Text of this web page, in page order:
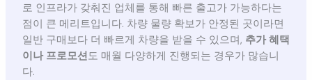
로 인프라가 갖춰진 업체를 통해 빠른 출고가 가능하다는
점이 큰 메리트입니다. 차량 물량 확보가 안정된 곳이라면
일반 구매보다 더 빠르게 차량을 받을 수 있으며, 추가 혜택
이나 프로모션도 매월 다양하게 진행되는 경우가 많습니
다.